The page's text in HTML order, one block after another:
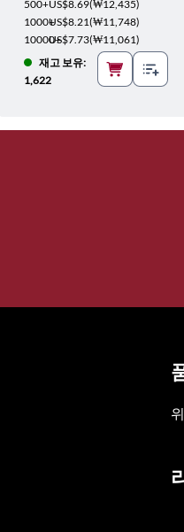
500+US$8.69(₩12,435)
1000+US$8.21(₩11,748)
10000+US$7.73(₩11,061)
재고 보유:
1,622